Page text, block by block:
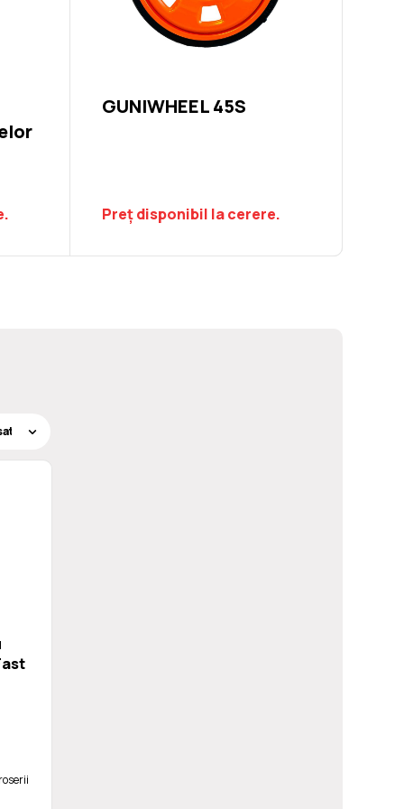
GUNIWHEEL 45S
Preț disponibil la cerere.